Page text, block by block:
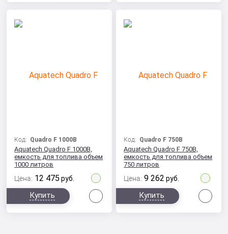
Код: Quadro F 1000B
Aquatech Quadro F 1000B,
емкость для топлива объем
1000 литров
Цена: 12 475 руб.
Купить
Код: Quadro F 750B
Aquatech Quadro F 750B,
емкость для топлива объем
750 литров
Цена: 9 262 руб.
Купить